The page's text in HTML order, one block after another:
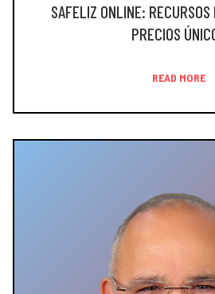
SAFELIZ ONLINE:
PRECIOS
READ MORE